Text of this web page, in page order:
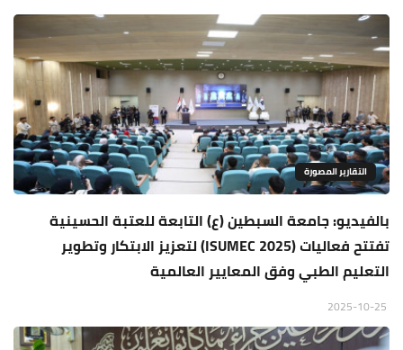
التقارير المصورة
بالفيديو: جامعة السبطين (ع) التابعة للعتبة الحسينية
تفتتح فعاليات (ISUMEC 2025) لتعزيز الابتكار وتطوير
التعليم الطبي وفق المعايير العالمية